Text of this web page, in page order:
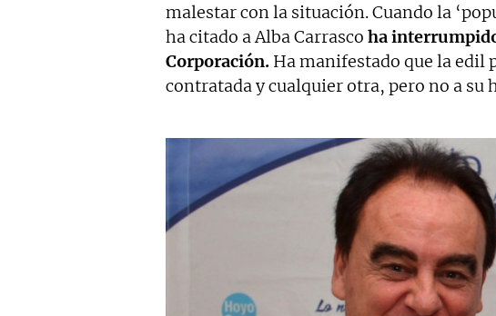
malestar con la situación. Cuando la
ha citado a Alba Carrasco ha
Corporación. Ha manifestado que la edil
contratada y cualquier otra, pero no a su